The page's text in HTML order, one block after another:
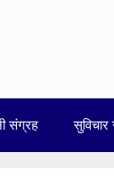
संग्रह